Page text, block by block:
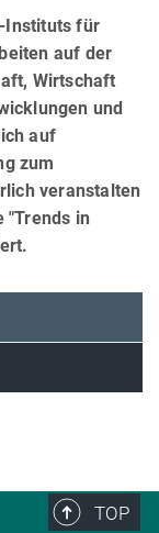
Instituts für
auf der
Wirtschaft
und
auf
zum
veranstalten
"Trends in
TOP